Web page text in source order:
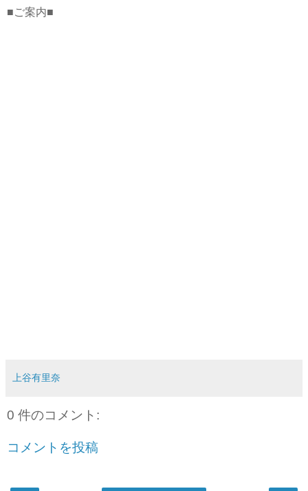
■ご案内■
上谷有里奈
0 件のコメント:
コメントを投稿